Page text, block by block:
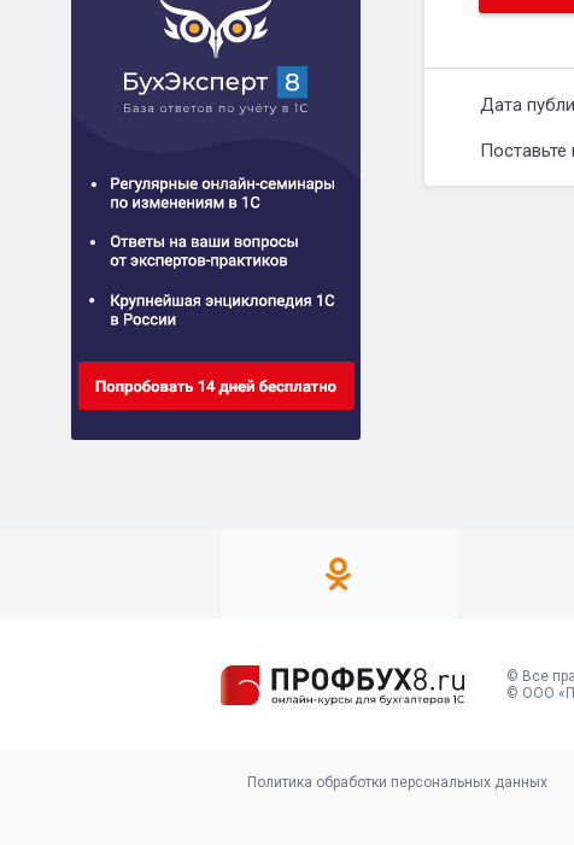
Дата
Поставьте
© Все
© ООО
Политика обработки персональных данных